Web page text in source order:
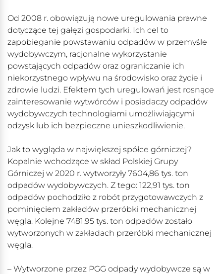
Od 2008 r. obowiązują nowe uregulowania prawne
dotyczące tej gałęzi gospodarki. Ich cel to
zapobieganie powstawaniu odpadów w przemyśle
wydobywczym, racjonalne wykorzystanie
powstających odpadów oraz ograniczanie ich
niekorzystnego wpływu na środowisko oraz życie i
zdrowie ludzi. Efektem tych uregulowań jest rosnące
zainteresowanie wytwórców i posiadaczy odpadów
wydobywczych technologiami umożliwiającymi
odzysk lub ich bezpieczne unieszkodliwienie.
Jak to wygląda w największej spółce górniczej?
Kopalnie wchodzące w skład Polskiej Grupy
Górniczej w 2020 r. wytworzyły 7604,86 tys. ton
odpadów wydobywczych. Z tego: 122,91 tys. ton
odpadów pochodziło z robót przygotowawczych z
pominięciem zakładów przeróbki mechanicznej
węgla. Kolejne 7481,95 tys. ton odpadów zostało
wytworzonych w zakładach przeróbki mechanicznej
węgla.
– Wytworzone przez PGG odpady wydobywcze są w